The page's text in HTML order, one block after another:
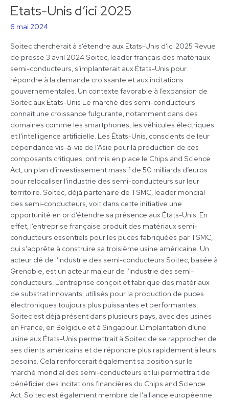
Etats-Unis d’ici 2025
6 mai 2024
Soitec chercherait à s’étendre aux Etats-Unis d’ici 2025 Revue
de presse 3 avril 2024 Soitec, leader français des matériaux
semi-conducteurs, s’implanterait aux États-Unis pour
répondre à la demande croissante et aux incitations
gouvernementales. Un contexte favorable à l’expansion de
Soitec aux États-Unis Le marché des semi-conducteurs
connait une croissance fulgurante, notamment dans des
domaines comme les smartphones, les véhicules électriques
et l’intelligence artificielle. Les États-Unis, conscients de leur
dépendance vis-à-vis de l’Asie pour la production de ces
composants critiques, ont mis en place le Chips and Science
Act, un plan d’investissement massif de 50 milliards d’euros
pour relocaliser l’industrie des semi-conducteurs sur leur
territoire. Soitec, déjà partenaire de TSMC, leader mondial
des semi-conducteurs, voit dans cette initiative une
opportunité en or d’étendre sa présence aux États-Unis. En
effet, l’entreprise française produit des matériaux semi-
conducteurs essentiels pour les puces fabriquées par TSMC,
qui s’apprête à construire sa troisième usine américaine. Un
acteur clé de l’industrie des semi-conducteurs Soitec, basée à
Grenoble, est un acteur majeur de l’industrie des semi-
conducteurs. L’entreprise conçoit et fabrique des matériaux
de substrat innovants, utilisés pour la production de puces
électroniques toujours plus puissantes et performantes.
Soitec est déjà présent dans plusieurs pays, avec des usines
en France, en Belgique et à Singapour. L’implantation d’une
usine aux États-Unis permettrait à Soitec de se rapprocher de
ses clients américains et de répondre plus rapidement à leurs
besoins. Cela renforcerait également sa position sur le
marché mondial des semi-conducteurs et lui permettrait de
bénéficier des incitations financières du Chips and Science
Act. Soitec est également membre de l’alliance européenne
à
s’étendre
Etats-
Unis
d’ici
2025